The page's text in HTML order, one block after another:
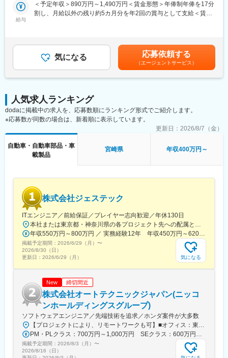
・ソフトウェア要件の整理・仕様設計
・アーキテクチャ設計
・UI/UXデザイナーやPMとの仕様整合・連携
・開発チームや協力会社/パートナーへの技術ディレクション・進
行管理
など
・デジタルメーター／センターディスプレイ／IVI など車載
GUI/HMI開発
・農業機械／工業機械などの操作パネル向けGUI開発
■配属組織
各プロジェクトには、人間中心のデザイン思考でアイデアを発想
変更の範囲：会社の定める業務
プロジェクトの技術責任者として下記の業務を行っていただきま
す。
・技術開発における進捗管理・リソース調整
■業務のポイント
・技術成果開発においては、実際にご自身の手でモデリング・プ
・取引先の80%は国内最大手の自動車関係会社です。
■当社の魅力
プライム市場上場の図研の100％子会社のため、財務安定性が担
保されています。また技術面のバックアップも万全です。
（2）フルリモート可
■働き方
・専門業務型裁量労働制を採用しております。
・業務パフォーマンスをベースに評価するため、お客様先との打
合せや納品のため訪問することもありますが、それ以外で会社に
出社するということは原則ありません。
・ライフスタイルにあった働き方をして頂ければと考えているの
で地方でフルリモート勤務なども可能です。
■当社に関して
（プライム市場上場図研グループ）企業。
『明日のものづくりの実現』というビジョンを元に製造業のお客
様にMBSE/MBD/CAEの実践的な活用価値を提供。利用製品に制約
をもたない、お客様の技術課題ベースの純粋な技術コンサルティ
ング。既に国内最大手の製造業企業等の取引がございます。
2023年よりCAE領域の技術コンサル、EMC領域の技術教育の提供
を開始しビジネス領域を拡大
給与
＜予定年収＞890万円～1,490万円＜賃金形態＞年俸制年俸を17分
割し、月給以外の残り約5カ月分を年2回の賞与として支給＜賃金
大2ヵ月分)賃金はあくまでも目安の金額であり、選考を通じて上
下する可能性があります。月給(月額)は固定手当を含めた表記で
す。
気になる 応募依頼する
（エージェントサービス）
人気求人ランキング
dodaに掲載中の求人を、応募数順にランキング形式でご紹介します。
※応募数が同数の場合は、新着順に表示しています。
更新日： 2026/8/7（金）
自動車・自動車部品・車
載製品
宮崎県 年収400万円～
株式会社ジェステック
ITエンジニア／前給保証／プレイヤー志向歓迎／年休130日
本社または東京都・神奈川県の各プロジェクト先への配属となります＊プロジェクトによってはリモートワーク勤務の可能性もあります。＜本社＞東京都新宿区西新宿6-12-1 パークウェスト7Ｆ【交通アクセス】各線「新宿駅」より徒歩8分東京メトロ丸の内線「西新宿駅」より徒歩4分都営大江戸線「都庁前駅」より徒歩4分
年収550万円～800万円 ／ 実務経験12年 年収450万円～620万円 ／ 実務経験5年
掲載予定期間： 2026/6/29（月） 〜
2026/8/30（日）
更新日： 2026/6/29（月） 気になる
New 締切間近
株式会社オートテクニックジャパン(ニッコ
ンホールディングスグループ)
ソフトウェアエンジニア／先端技術を追求／ホンダ案件が大多数
【プロジェクトにより、リモートワークも可】■オフィス：東京都港区虎ノ門1-17-1 虎ノ門ヒルズ ビジネスタワー15階※虎ノ門駅・虎ノ門ヒルズ駅から徒歩5分勤務地は、東京都内を中心とした首都圏エリアとなります。顧客先オフィスでの勤務がメインとなります。※勤務地・職種のご希望がございましたら面接時にご相談ください。【主要顧客】本田技研工業株式会社／株式会社本田技術研究所／日産自動車株式会社／三菱自動車工業株式会社／株式会社ホンダアクセス／株式会社ホンダ・レーシング／ボッシュ株式会社／武蔵精密工業株式会社／Astemo株式会社／Honda R&D America,Inc.…など
PM・PLクラス：700万円～1,000万円 SEクラス：600万円～700万円
掲載予定期間： 2026/8/3（月） 〜
2026/8/16（日）